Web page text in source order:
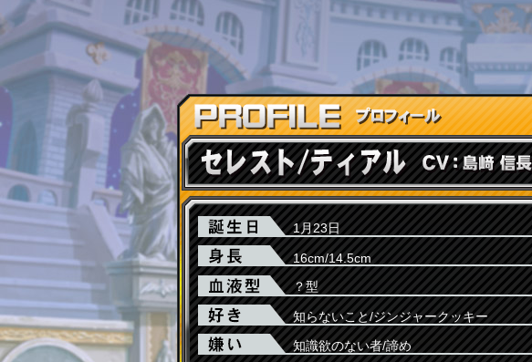
1月23日
16cm/14.5cm
？型
知らないこと/ジンジャークッキー
知識欲のない者/諦め